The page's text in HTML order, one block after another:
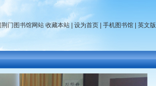
门图书馆网站 收藏本站 | 设为首页 | 手机图书馆 英文版